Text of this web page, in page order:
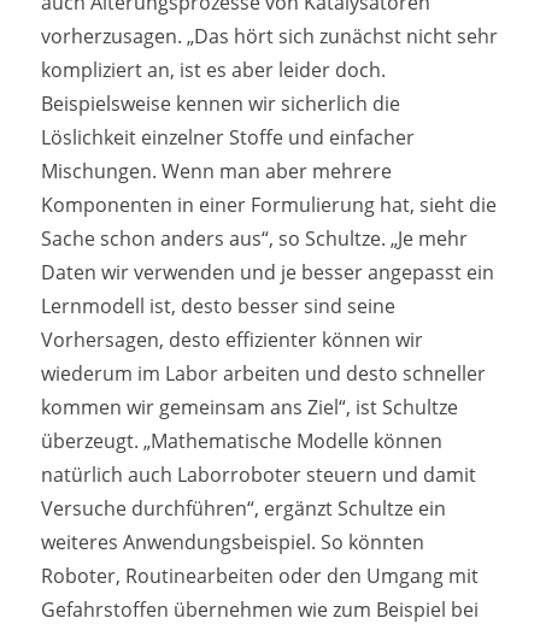
vorherzusagen. „Das hört sich zunächst nicht sehr
kompliziert an, ist es aber leider doch.
Beispielsweise kennen wir sicherlich die
Löslichkeit einzelner Stoffe und einfacher
Mischungen. Wenn man aber mehrere
Komponenten in einer Formulierung hat, sieht die
Sache schon anders aus“, so Schultze. „Je mehr
Daten wir verwenden und je besser angepasst ein
Lernmodell ist, desto besser sind seine
Vorhersagen, desto effizienter können wir
wiederum im Labor arbeiten und desto schneller
kommen wir gemeinsam ans Ziel“, ist Schultze
überzeugt. „Mathematische Modelle können
natürlich auch Laborroboter steuern und damit
Versuche durchführen“, ergänzt Schultze ein
weiteres Anwendungsbeispiel. So könnten
Roboter, Routinearbeiten oder den Umgang mit
Gefahrstoffen übernehmen wie zum Beispiel bei